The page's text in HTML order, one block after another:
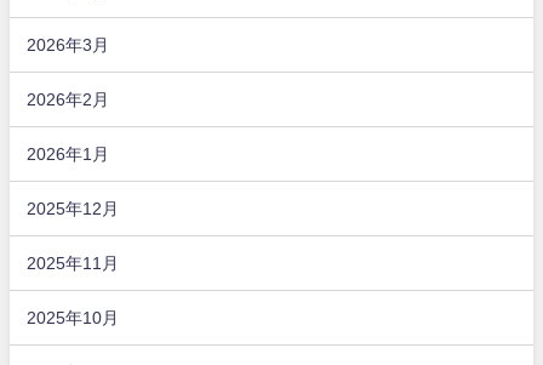
2026年3月
2026年2月
2026年1月
2025年12月
2025年11月
2025年10月